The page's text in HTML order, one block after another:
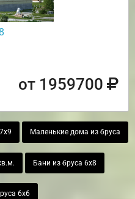
от 1959700
Маленькие дома из бруса
Бани из бруса 6х8
6х6